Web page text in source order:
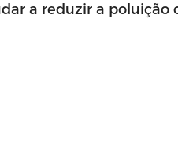
a reduzir a poluição